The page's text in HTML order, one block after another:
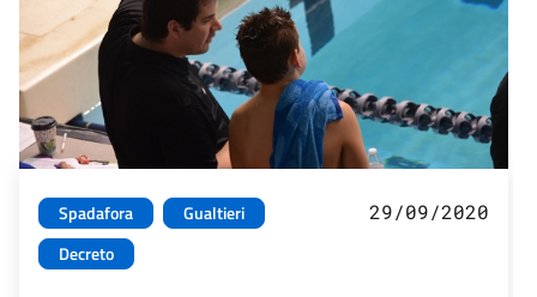
Spadafora
Gualtieri
Decreto
29/09/2020